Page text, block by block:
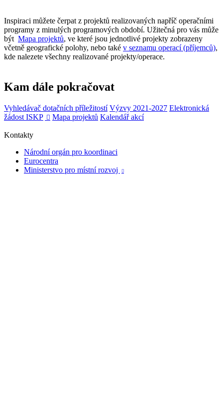
Inspiraci můžete čerpat z projektů realizovaných napříč operačními
programy z minulých programových období. Užitečná pro vás může
být Mapa projektů, ve které jsou jednotlivé projekty zobrazeny
včetně geografické polohy, nebo také v seznamu operací (příjemců),
kde nalezete všechny realizované projekty/operace.
Kam dále pokračovat
Vyhledávač dotačních příležitostí Výzvy 2021-2027 Elektronická
žádost ISKP  Mapa projektů Kalendář akcí
Kontakty
Národní orgán pro koordinaci
Eurocentra
Ministerstvo pro místní rozvoj
